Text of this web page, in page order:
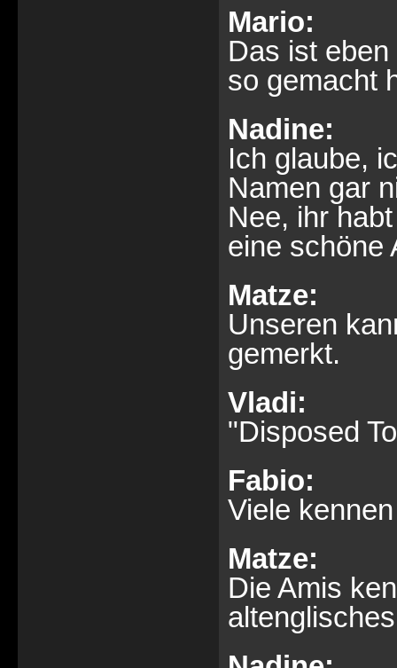
Mario:
Das ist
so gemacht
Nadine:
Ich glaube,
Namen gar
Nee, ihr
eine schöne
Matze:
Unseren
gemerkt.
Vladi:
"Disposed
Fabio:
Viele
Matze:
Die Amis